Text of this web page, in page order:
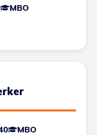
MBO
MBO